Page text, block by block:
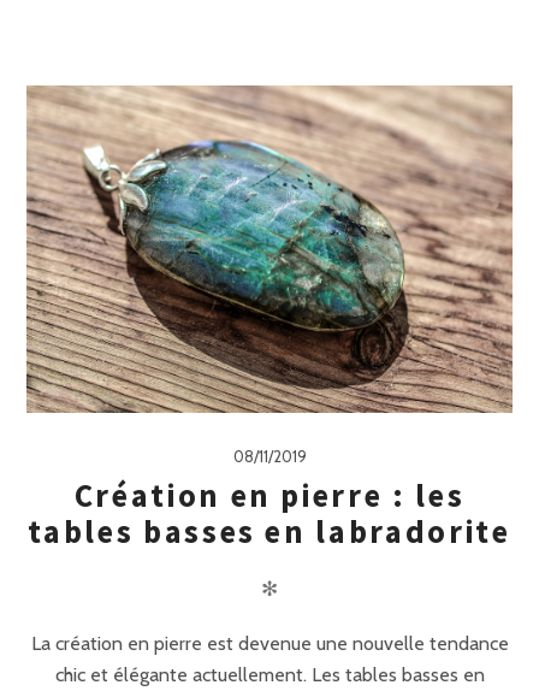
08/11/2019
Création en pierre : les
tables basses en labradorite
✻
La création en pierre est devenue une nouvelle tendance
chic et élégante actuellement. Les tables basses en